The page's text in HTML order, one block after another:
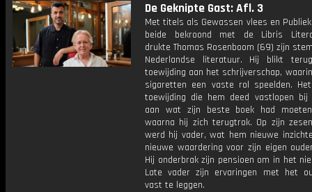
De Geknipte Gast: Afl. 3
Met titels als Gewassen vlees en
beide bekroond met de Libris
drukte Thomas Rosenboom (69) zijn
Nederlandse literatuur. Hij blikt
toewijding aan het schrijverschap,
sigaretten een vaste rol speelden.
toewijding die hem deed vastlopen
aan wat zijn beste boek had
waarna hij zich terugtrok. Op zijn
werd hij vader, wat hem nieuwe
nieuwe waardering voor zijn eigen
Hij onderbrak zijn pensioen om in het
Late vader zijn ervaringen met het
vast te leggen.